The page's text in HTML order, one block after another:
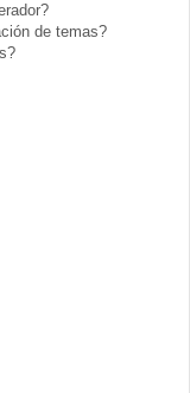
de temas?